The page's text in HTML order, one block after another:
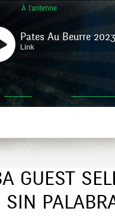
À l'antenne
Pates Au Beurre
Link
GUEST
SIN